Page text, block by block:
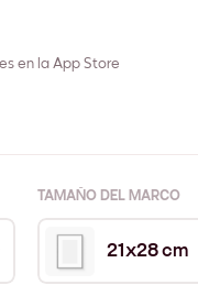
en la App Store
TAMAÑO DEL MARCO
21x28 cm